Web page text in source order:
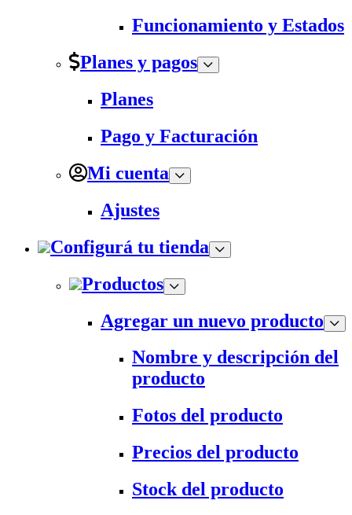
Funcionamiento y Estados
Planes y pagos
Planes
Pago y Facturación
Mi cuenta
Ajustes
Configurá tu tienda
Productos
Agregar un nuevo producto
Nombre y descripción del
producto
Fotos del producto
Precios del producto
Stock del producto